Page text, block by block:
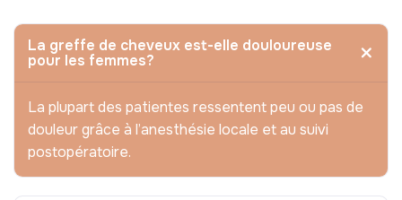
La greffe de cheveux est-elle douloureuse
pour les femmes?
La plupart des patientes ressentent peu ou pas de
douleur grâce à l’anesthésie locale et au suivi
postopératoire.